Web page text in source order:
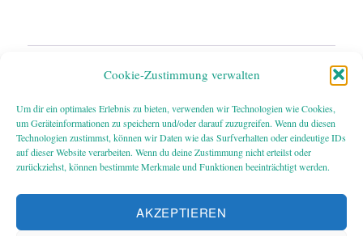
Cookie-Zustimmung verwalten
Um dir ein optimales Erlebnis zu bieten, verwenden wir Technologien wie Cookies,
um Geräteinformationen zu speichern und/oder darauf zuzugreifen. Wenn du diesen
Technologien zustimmst, können wir Daten wie das Surfverhalten oder eindeutige IDs
auf dieser Website verarbeiten. Wenn du deine Zustimmung nicht erteilst oder
zurückziehst, können bestimmte Merkmale und Funktionen beeinträchtigt werden.
AKZEPTIEREN
Bücher
Über mich